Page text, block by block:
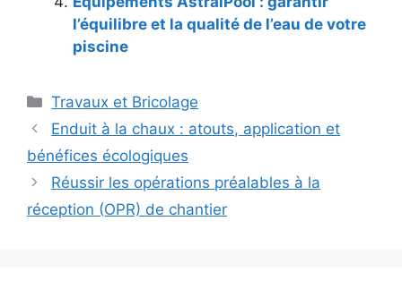
l’équilibre et la qualité de l’eau de votre
piscine
Catégories
Travaux et Bricolage
Enduit à la chaux : atouts, application et
bénéfices écologiques
Réussir les opérations préalables à la
réception (OPR) de chantier